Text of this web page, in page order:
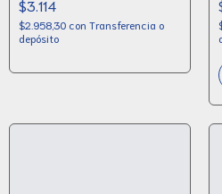
$3.114
$2.958,30 con Transferencia o
depósito